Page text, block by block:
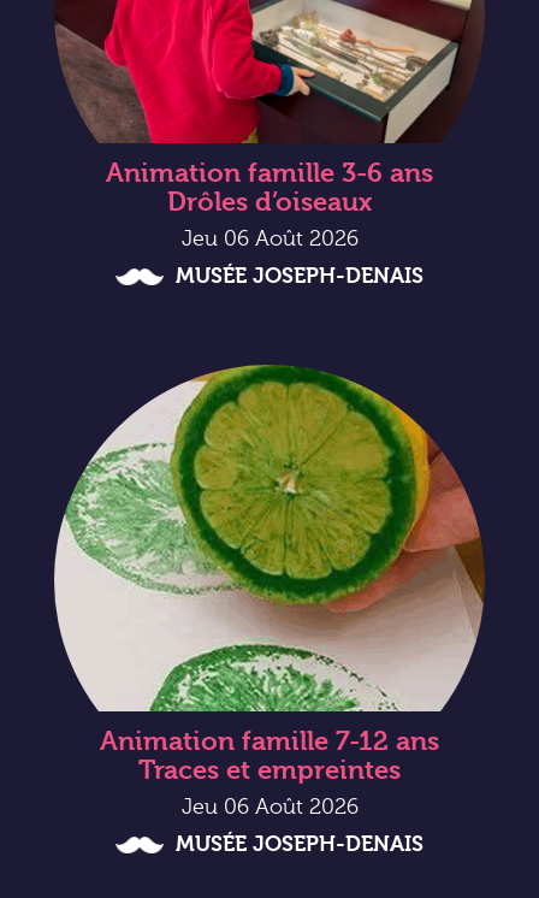
Animation famille 3-6 ans
Drôles d’oiseaux
Jeu 06 Août 2026
MUSÉE JOSEPH-DENAIS
Animation famille 7-12 ans
Traces et empreintes
Jeu 06 Août 2026
MUSÉE JOSEPH-DENAIS